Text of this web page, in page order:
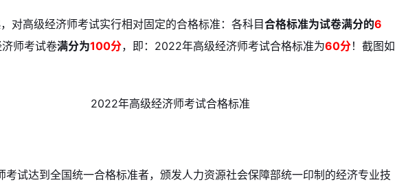
对高级经济师考试实行相对固定的合格标准：各科目合格标准为试卷满分的6
师考试卷满分为100分，即：2022年高级经济师考试合格标准为60分！截图如
考试达到全国统一合格标准者，颁发人力资源社会保障部统一印制的经济专业技